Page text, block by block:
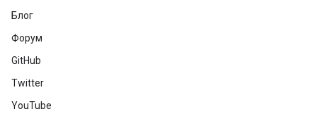
Блог
Форум
GitHub
Twitter
YouTube